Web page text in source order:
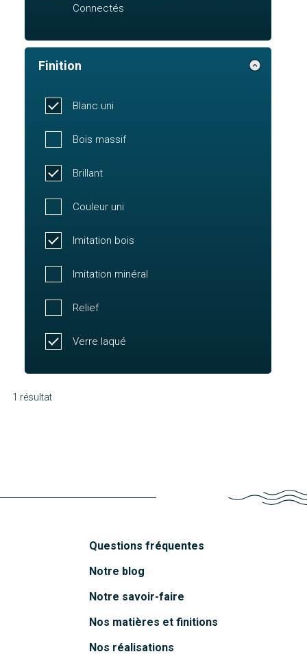
Connectés
Finition
Blanc uni
Bois massif
Brillant
Couleur uni
Imitation bois
Imitation minéral
Relief
Verre laqué
1 résultat
Questions fréquentes
Notre blog
Notre savoir-faire
Nos matières et finitions
Nos réalisations